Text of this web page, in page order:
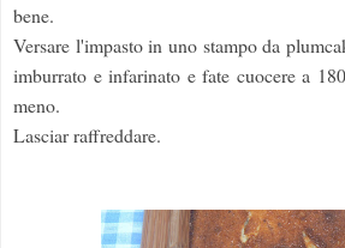
bene.
Versare l'impasto in uno stampo da
imburrato e infarinato e fate cuocere a
meno.
Lasciar raffreddare.